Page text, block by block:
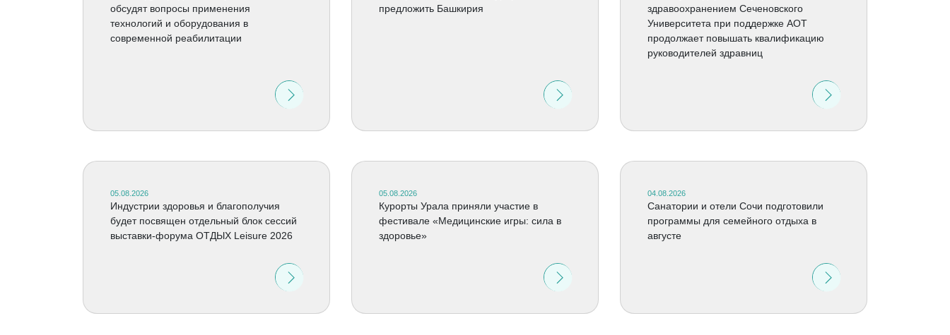
обсудят вопросы применения
технологий и оборудования в
современной реабилитации
предложить Башкирия
здравоохранением Сеченовского
Университета при поддержке АОТ
продолжает повышать квалификацию
руководителей здравниц
05.08.2026
Индустрии здоровья и благополучия
будет посвящен отдельный блок сессий
выставки-форума ОТДЫХ Leisure 2026
05.08.2026
Курорты Урала приняли участие в
фестивале «Медицинские игры: сила в
здоровье»
04.08.2026
Санатории и отели Сочи подготовили
программы для семейного отдыха в
августе